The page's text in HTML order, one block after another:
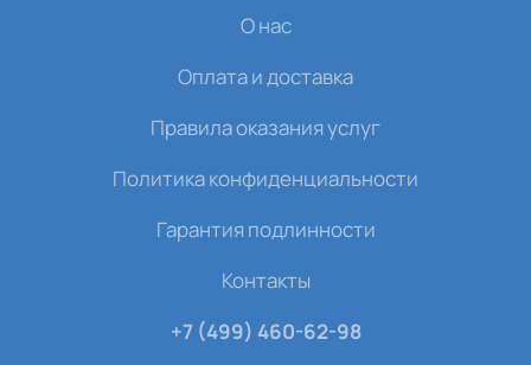
О нас
Оплата и доставка
Правила оказания услуг
Политика конфиденциальности
Гарантия подлинности
Контакты
+7 (499) 460-62-98